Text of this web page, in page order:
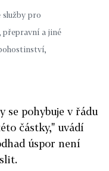
služby pro
přepravní a jiné
se pohybuje v řádu
částky," uvádí
úspor není